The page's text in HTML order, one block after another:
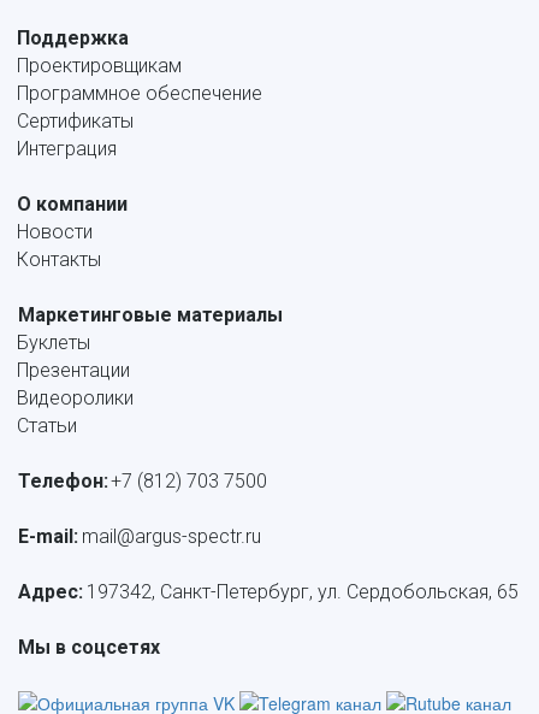
Поддержка
Проектировщикам
Программное обеспечение
Сертификаты
Интеграция
О компании
Новости
Контакты
Маркетинговые материалы
Буклеты
Презентации
Видеоролики
Статьи
Телефон:+7 (812) 703 7500
E-mail: mail@argus-spectr.ru
Адрес: 197342, Санкт-Петербург, ул. Сердобольская, 65
Мы в соцсетях